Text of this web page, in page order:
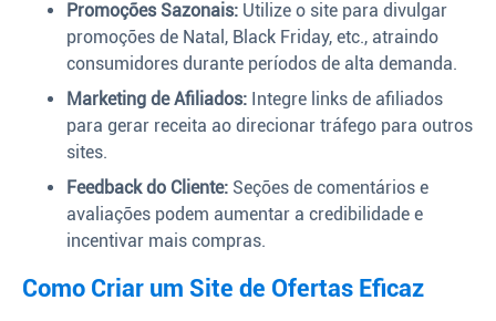
Promoções Sazonais: Utilize o site para divulgar
promoções de Natal, Black Friday, etc., atraindo
consumidores durante períodos de alta demanda.
Marketing de Afiliados: Integre links de afiliados
para gerar receita ao direcionar tráfego para outros
sites.
Feedback do Cliente: Seções de comentários e
avaliações podem aumentar a credibilidade e
incentivar mais compras.
Como Criar um Site de Ofertas Eficaz